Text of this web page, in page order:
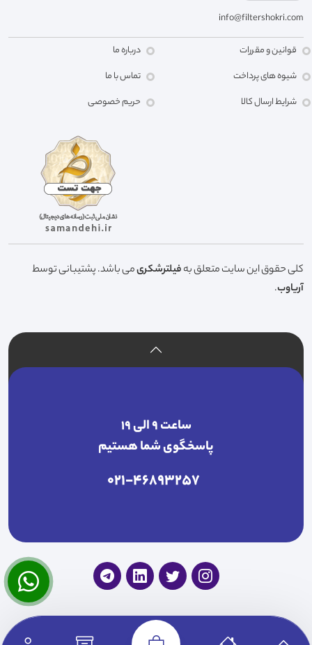
info@filtershokri.com
قوانین و مقررات
شیوه های پرداخت
شرایط ارسال کالا
درباره ما
تماس با ما
حریم خصوصی
کلی حقوق این سایت متعلق بهفیلترشکریمی باشد. پشتیبانی توسط
آریاوب.
ساعت ۹ الی ۱۹
پاسخگوی شما هستیم
021-46893257